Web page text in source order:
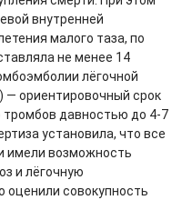
внутренней
малого таза, по
не менее 14
лёгочной
— ориентировочный срок
тромбов давностью до 4-7
установила, что все
имели возможность
и лёгочную
оценили совокупность